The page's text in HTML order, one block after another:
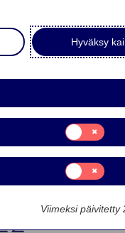
Hyväksy
Tilastointi
Markkinointi
Viimeksi päivitetty